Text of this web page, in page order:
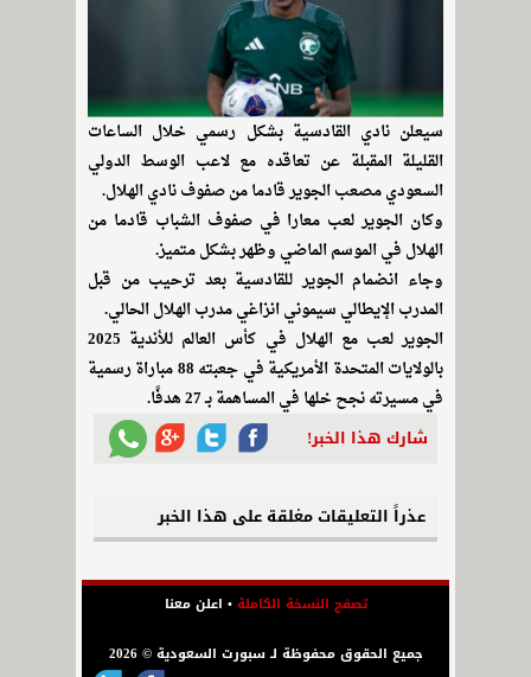
سيعلن نادي القادسية بشكل رسمي خلال الساعات
القليلة المقبلة عن تعاقده مع لاعب الوسط الدولي
السعودي مصعب الجوير قادما من صفوف نادي الهلال.
وكان الجوير لعب معارا في صفوف الشباب قادما من
الهلال في الموسم الماضي وظهر بشكل متميز.
وجاء انضمام الجوير للقادسية بعد ترحيب من قبل
المدرب الإيطالي سيموني انزاغي مدرب الهلال الحالي.
الجوير لعب مع الهلال في كأس العالم للأندية 2025
بالولايات المتحدة الأمريكية في جعبته 88 مباراة رسمية
في مسيرته نجح خلها في المساهمة بـ 27 هدفًا.
شارك هذا الخبر!
عذراً التعليقات مغلقة على هذا الخبر
تصفح النسخة الكاملة• اعلن معنا
جميع الحقوق محفوظة لـ سبورت السعودية © 2026